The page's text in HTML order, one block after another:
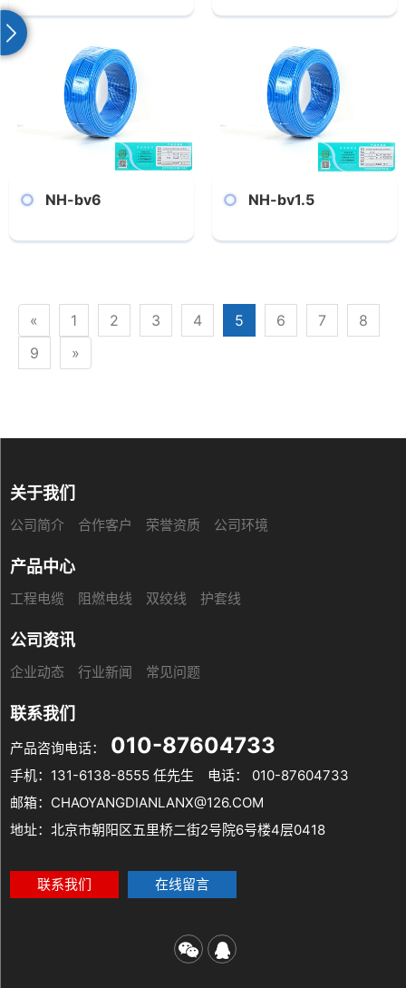
NH-bv6 NH-bv1.5
« 1 2 3 4 5 6 7
8
9
»
关于我们
公司简介 合作客户 荣誉资质 公司环境
产品中心
工程电缆 阻燃电线 双绞线 护套线
公司资讯
企业动态 行业新闻 常见问题
联系我们
产品咨询电话： 010-87604733
手机：131-6138-8555 任先生
电话： 010-87604733
邮箱：CHAOYANGDIANLANX@126.COM
地址：北京市朝阳区五里桥二街2号院6号楼4层0418
联系我们 在线留言